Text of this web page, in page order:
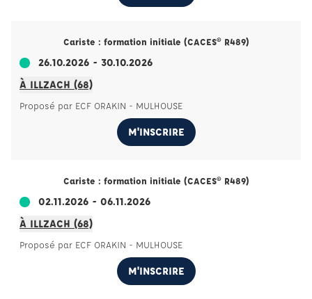
Cariste : formation initiale (CACES® R489)
26.10.2026 - 30.10.2026
À ILLZACH (68)
Proposé par ECF ORAKIN - MULHOUSE
M'INSCRIRE
Cariste : formation initiale (CACES® R489)
02.11.2026 - 06.11.2026
À ILLZACH (68)
Proposé par ECF ORAKIN - MULHOUSE
M'INSCRIRE